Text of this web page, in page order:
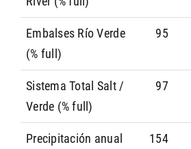
Embalses Río Verde
(% full)
95
Sistema Total Salt /
Verde (% full)
97
Precipitación anual
154